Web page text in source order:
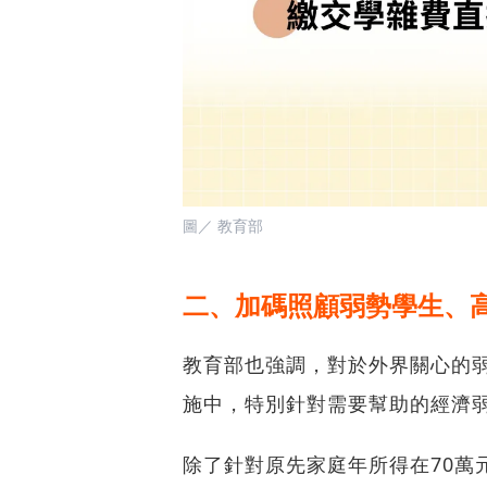
圖／ 教育部
二、加碼照顧弱勢學生、
教育部也強調，對於外界關心的
施中，特別針對需要幫助的經濟
除了針對原先家庭年所得在70萬